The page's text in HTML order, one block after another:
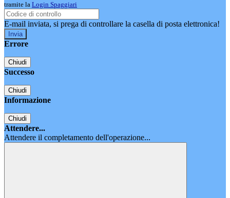
tramite la Login Spaggiari
E-mail inviata, si prega di controllare la casella di posta elettronica!
Errore
Chiudi
Successo
Chiudi
Informazione
Chiudi
Attendere...
Attendere il completamento dell'operazione...